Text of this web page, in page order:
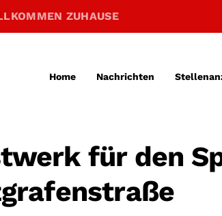
ZUHAUSE
Home Nachrichten
für den